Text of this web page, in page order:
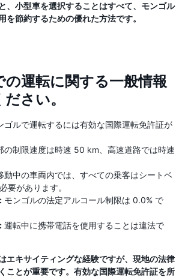
、小型車を選択することはすべて、モンゴル
を節約するための優れた方法です。
の運転に関する一般情報
さい。
ゴルで運転するには有効な国際運転免許証が
の制限速度は時速 50 km、高速道路では時速
動中の車両内では、すべての乗客はシートベ
要があります。
モンゴルの法定アルコール制限は 0.0% で
運転中に携帯電話を使用することは違法で
エキサイティングな経験ですが、現地の法律
ことが重要です。有効な国際運転免許証を所